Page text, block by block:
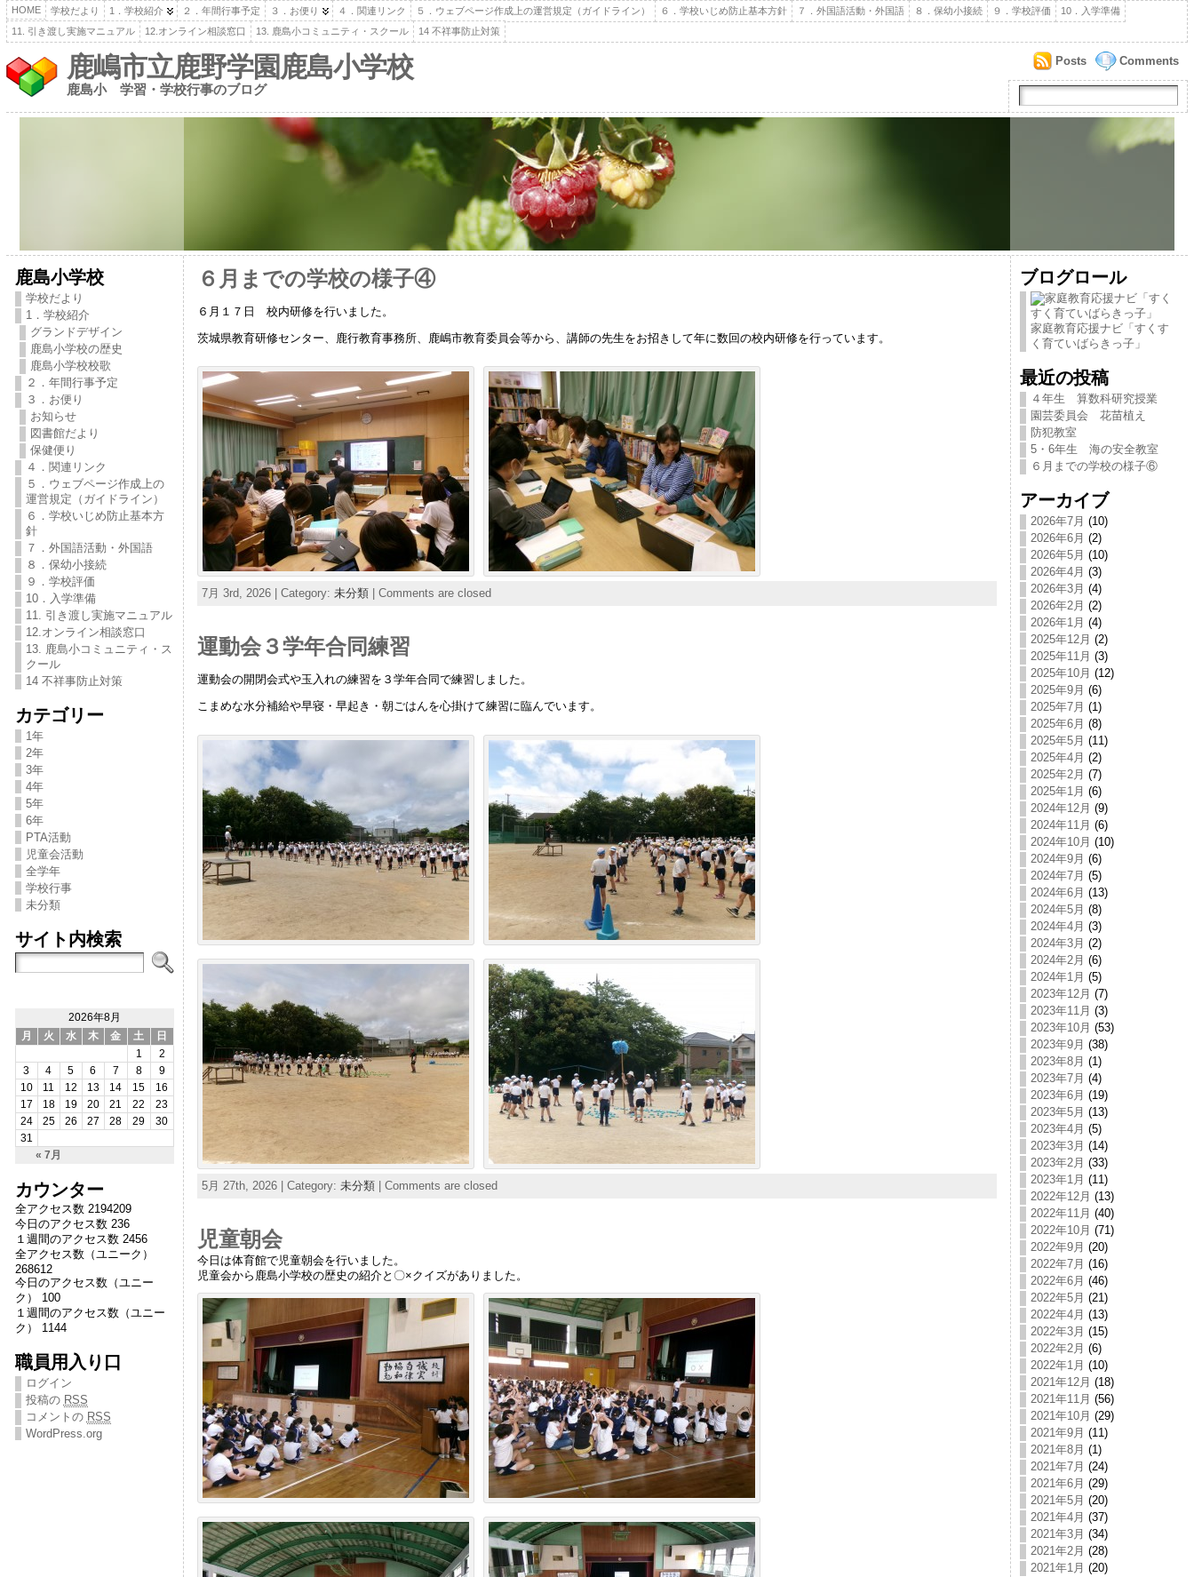
HOME 学校だより 1．学校紹介 ２．年間行事予定 ３．お便り ４．関連リンク ５．ウェブページ作成上の運営規定（ガイドライン） ６．学校いじめ防止基本方針 ７．外国語活動・外国語 ８．保幼小接続 ９．学校評価
10．入学準備
11. 引き渡し実施マニュアル
12.オンライン相談窓口 13. 鹿島小コミュニティ・スクール 14 不祥事防止対策
鹿嶋市立鹿野学園鹿島小学校
鹿島小 学習・学校行事のブログ
Comments
Posts
鹿島小学校
学校だより
1．学校紹介
グランドデザイン
鹿島小学校の歴史
鹿島小学校校歌
２．年間行事予定
３．お便り
お知らせ
図書館だより
保健便り
４．関連リンク
５．ウェブページ作成上の
運営規定（ガイドライン）
６．学校いじめ防止基本方
針
７．外国語活動・外国語
８．保幼小接続
９．学校評価
10．入学準備
11. 引き渡し実施マニュアル
12.オンライン相談窓口
13. 鹿島小コミュニティ・ス
クール
14 不祥事防止対策
カテゴリー
1年
2年
3年
4年
5年
6年
PTA活動
児童会活動
全学年
学校行事
未分類
サイト内検索
2026年8月
月
火 水 木 金 土 日
« 7月
1
2
3
4 5 6 7 8
9
10
11 12 13 14 15
16
17
18 19 20 21 22
23
24
25 26 27 28 29
30
31
カウンター
全アクセス数 2194209
今日のアクセス数 236
１週間のアクセス数 2456
全アクセス数（ユニーク）
268612
今日のアクセス数（ユニー
ク） 100
１週間のアクセス数（ユニー
ク） 1144
職員用入り口
ログイン
投稿の RSS
コメントの RSS
WordPress.org
６月までの学校の様子④
６月１７日 校内研修を行いました。
茨城県教育研修センター、鹿行教育事務所、鹿嶋市教育委員会等から、講師の先生をお招きして年に数回の校内研修を行っています。
7月 3rd, 2026 | Category: 未分類| Comments are closed
運動会３学年合同練習
運動会の開閉会式や玉入れの練習を３学年合同で練習しました。
こまめな水分補給や早寝・早起き・朝ごはんを心掛けて練習に臨んでいます。
5月 27th, 2026 | Category: 未分類| Comments are closed
児童朝会
今日は体育館で児童朝会を行いました。
児童会から鹿島小学校の歴史の紹介と〇×クイズがありました。
ブログロール
家庭教育応援ナビ「すくす
く育ていばらきっ子」
最近の投稿
４年生 算数科研究授業
園芸委員会 花苗植え
防犯教室
5・6年生 海の安全教室
６月までの学校の様子⑥
アーカイブ
2026年7月 (10)
2026年6月 (2)
2026年5月 (10)
2026年4月 (3)
2026年3月 (4)
2026年2月 (2)
2026年1月 (4)
2025年12月 (2)
2025年11月 (3)
2025年10月 (12)
2025年9月 (6)
2025年7月 (1)
2025年6月 (8)
2025年5月 (11)
2025年4月 (2)
2025年2月 (7)
2025年1月 (6)
2024年12月 (9)
2024年11月 (6)
2024年10月 (10)
2024年9月 (6)
2024年7月 (5)
2024年6月 (13)
2024年5月 (8)
2024年4月 (3)
2024年3月 (2)
2024年2月 (6)
2024年1月 (5)
2023年12月 (7)
2023年11月 (3)
2023年10月 (53)
2023年9月 (38)
2023年8月 (1)
2023年7月 (4)
2023年6月 (19)
2023年5月 (13)
2023年4月 (5)
2023年3月 (14)
2023年2月 (33)
2023年1月 (11)
2022年12月 (13)
2022年11月 (40)
2022年10月 (71)
2022年9月 (20)
2022年7月 (16)
2022年6月 (46)
2022年5月 (21)
2022年4月 (13)
2022年3月 (15)
2022年2月 (6)
2022年1月 (10)
2021年12月 (18)
2021年11月 (56)
2021年10月 (29)
2021年9月 (11)
2021年8月 (1)
2021年7月 (24)
2021年6月 (29)
2021年5月 (20)
2021年4月 (37)
2021年3月 (34)
2021年2月 (28)
2021年1月 (20)